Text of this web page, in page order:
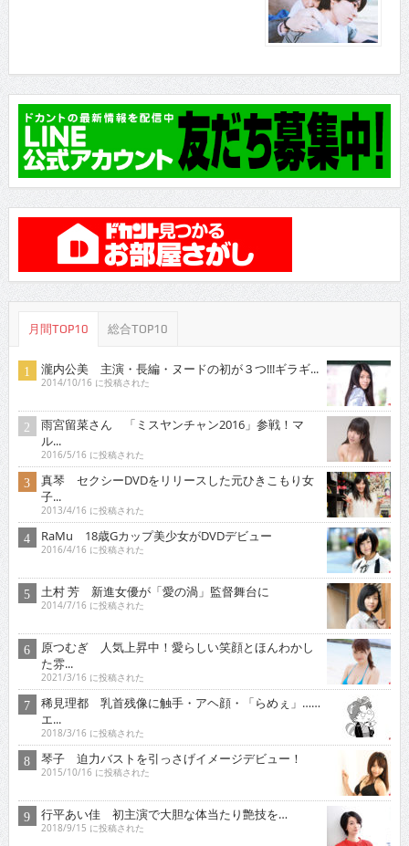
月間TOP10 総合TOP10
瀧内公美 主演・長編・ヌードの初が３つ!!!ギラギ...
2014/10/16 に投稿された
雨宮留菜さん 「ミスヤンチャン2016」参戦！マ
ル...
2016/5/16 に投稿された
真琴 セクシーDVDをリリースした元ひきこもり女
子...
2013/4/16 に投稿された
RaMu 18歳Gカップ美少女がDVDデビュー
2016/4/16 に投稿された
土村 芳 新進女優が「愛の渦」監督舞台に
2014/7/16 に投稿された
原つむぎ 人気上昇中！愛らしい笑顔とほんわかし
た雰...
2021/3/16 に投稿された
稀見理都 乳首残像に触手・アヘ顔・「らめぇ」……
エ...
2018/3/16 に投稿された
琴子 迫力バストを引っさげイメージデビュー！
2015/10/16 に投稿された
行平あい佳 初主演で大胆な体当たり艶技を…
2018/9/15 に投稿された